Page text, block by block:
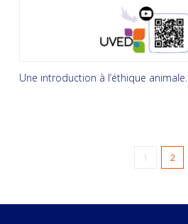
Une introduction à l’éthique animale.
1 2